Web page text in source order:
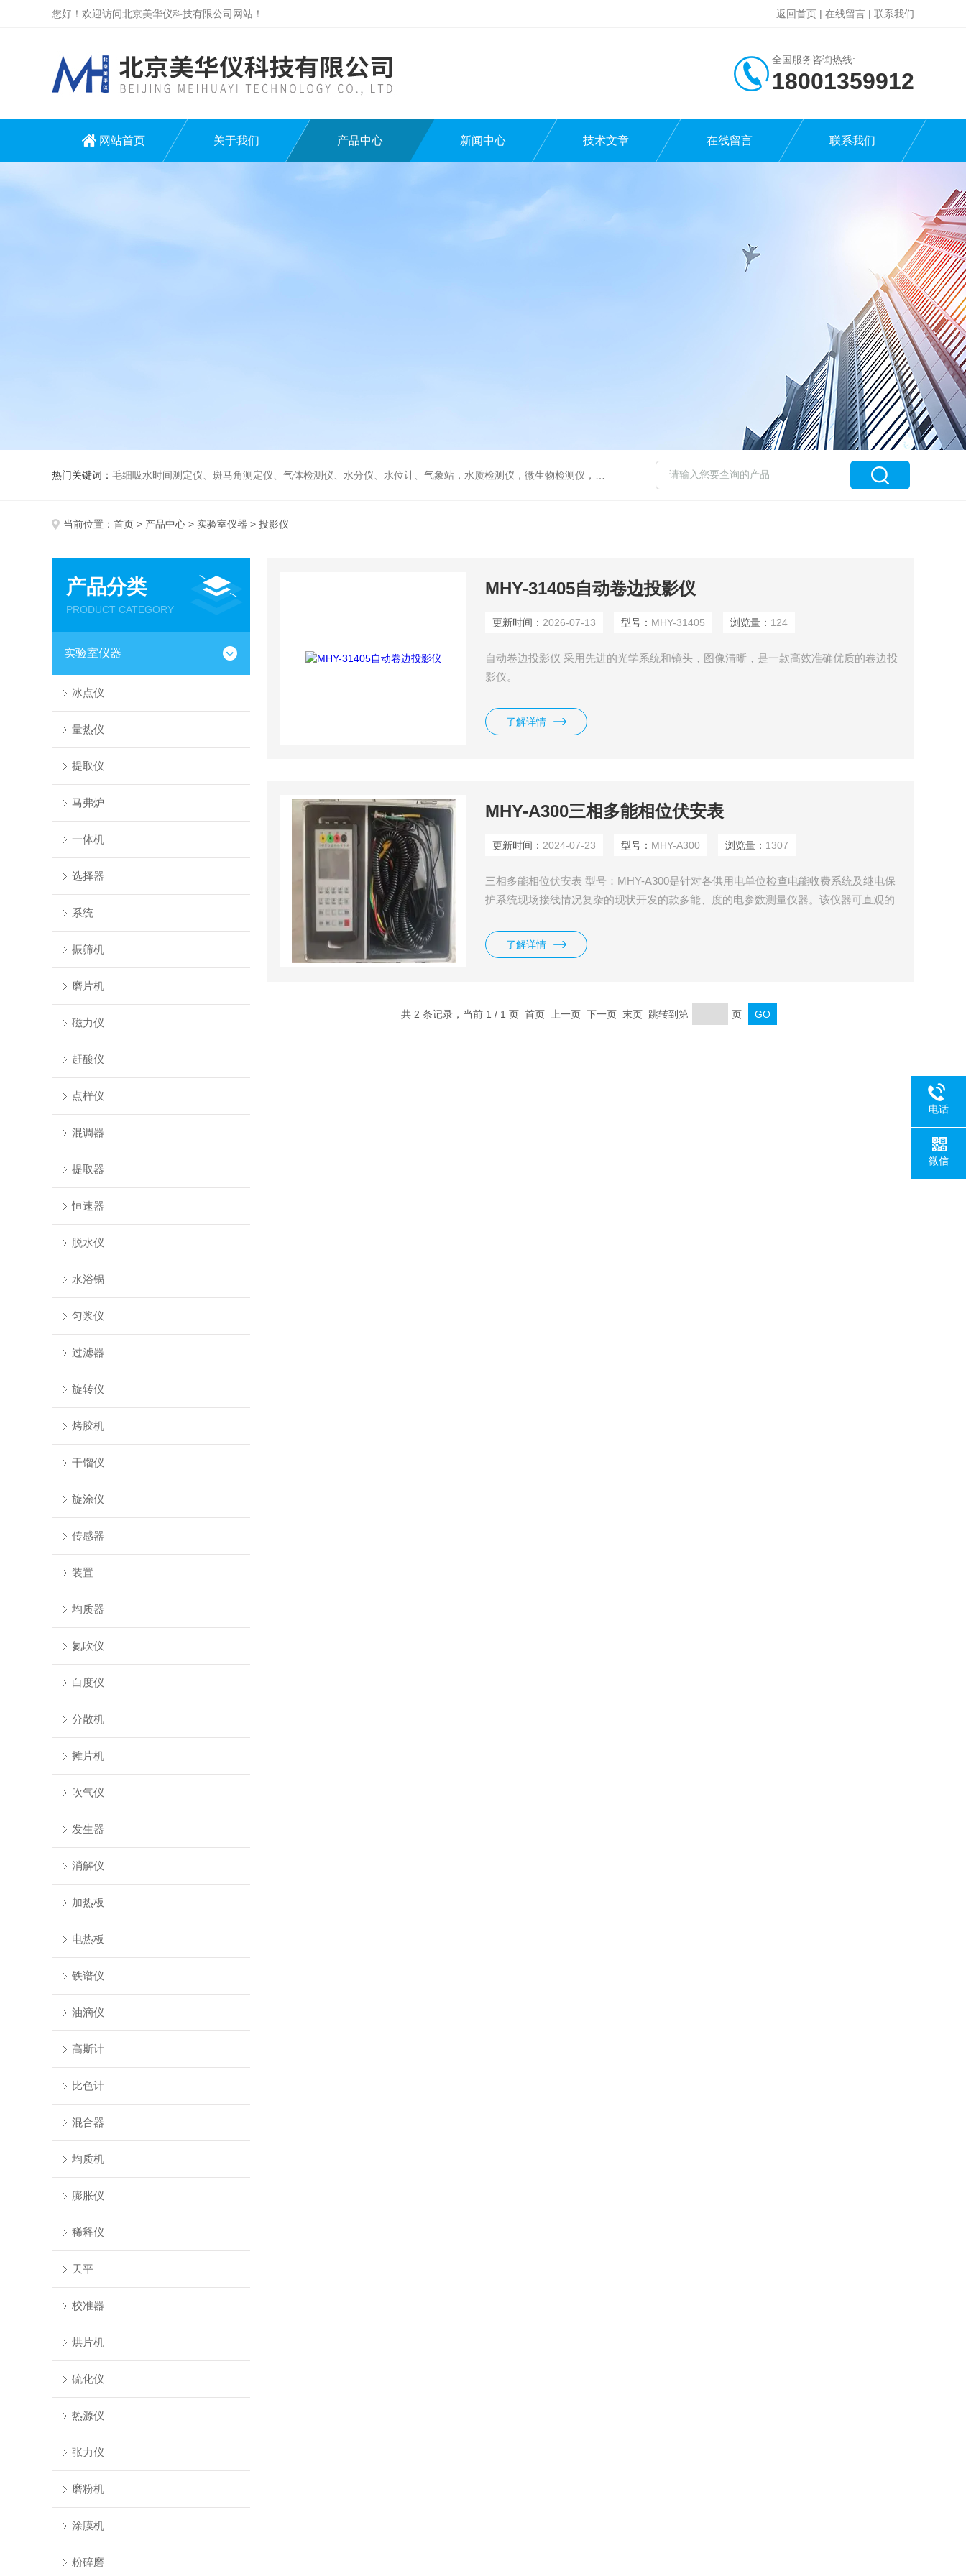
您好！欢迎访问北京美华仪科技有限公司网站！ 返回首页 | 在线留言 | 联系我们
全国服务咨询热线:
18001359912
网站首页 关于我们 产品中心 新闻中心 技术文章 在线留言 联系我们
热门关键词： 毛细吸水时间测定仪、斑马角测定仪、气体检测仪、水分仪、水位计、气象站，水质检测仪，微生物检测仪，气体检测仪
当前位置： 首页 > 产品中心 > 实验室仪器 > 投影仪
产品分类
PRODUCT CATEGORY
实验室仪器
冰点仪
量热仪
提取仪
马弗炉
一体机
选择器
系统
振筛机
磨片机
磁力仪
赶酸仪
点样仪
混调器
提取器
恒速器
脱水仪
水浴锅
匀浆仪
过滤器
旋转仪
烤胶机
干馏仪
旋涂仪
传感器
装置
均质器
氮吹仪
白度仪
分散机
摊片机
吹气仪
发生器
消解仪
加热板
电热板
铁谱仪
油滴仪
高斯计
比色计
混合器
均质机
膨胀仪
稀释仪
天平
校准器
烘片机
硫化仪
热源仪
张力仪
磨粉机
涂膜机
粉碎磨
MHY-31405自动卷边投影仪
更新时间： 2026-07-13 型号： MHY-31405 浏览量： 124
自动卷边投影仪 采用先进的光学系统和镜头，图像清晰，是一款高效准确优质的卷边投
影仪。
了解详情
MHY-A300三相多能相位伏安表
更新时间： 2024-07-23 型号： MHY-A300 浏览量： 1307
三相多能相位伏安表 型号：MHY-A300是针对各供用电单位检查电能收费系统及继电保
护系统现场接线情况复杂的现状开发的款多能、度的电参数测量仪器。该仪器可直观的
了解详情
共 2 条记录，当前 1 / 1 页 首页 上一页 下一页 末页 跳转到第 页
电话
微信